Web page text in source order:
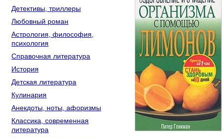
Детективы, триллеры
Любовный роман
Астрология, философия,
психология
Справочная литература
История
Детская литература
Кулинария
Анекдоты, ноты, афоризмы
Классика, современная
литература